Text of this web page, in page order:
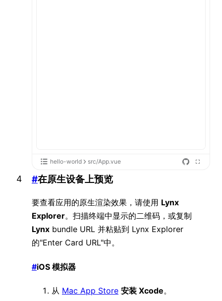
hello-world src/App.vue
#在原生设备上预览
要查看应用的原生渲染效果，请使用 Lynx
Explorer。扫描终端中显示的二维码，或复制
Lynx bundle URL 并粘贴到 Lynx Explorer
的"Enter Card URL"中。
#iOS 模拟器
从 Mac App Store 安装 Xcode。